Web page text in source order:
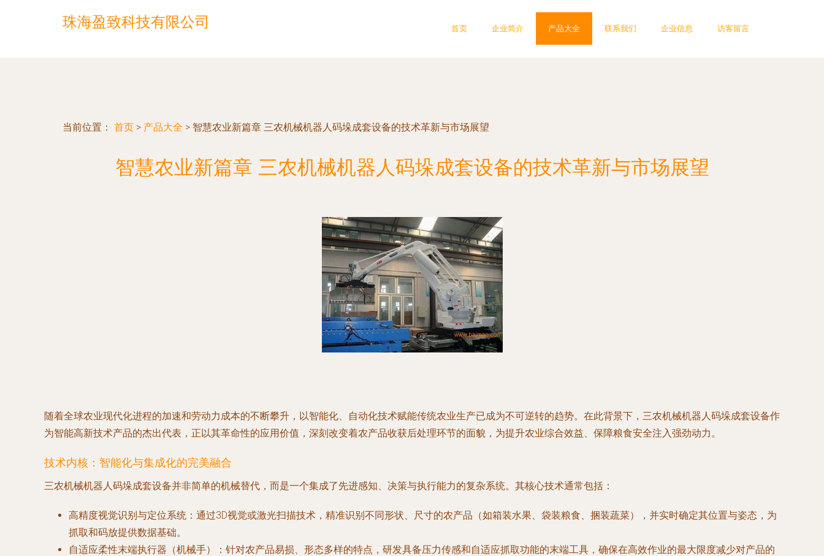
珠海盈致科技有限公司 首页 企业简介 产品大全 联系我们 企业信息 访客留言
当前位置： 首页 > 产品大全 > 智慧农业新篇章 三农机械机器人码垛成套设备的技术革新与市场展望
智慧农业新篇章 三农机械机器人码垛成套设备的技术革新与市场展望
随着全球农业现代化进程的加速和劳动力成本的不断攀升，以智能化、自动化技术赋能传统农业生产已成为不可逆转的趋势。在此背景下，三农机械机器人码垛成套设备作
为智能高新技术产品的杰出代表，正以其革命性的应用价值，深刻改变着农产品收获后处理环节的面貌，为提升农业综合效益、保障粮食安全注入强劲动力。
技术内核：智能化与集成化的完美融合
三农机械机器人码垛成套设备并非简单的机械替代，而是一个集成了先进感知、决策与执行能力的复杂系统。其核心技术通常包括：
高精度视觉识别与定位系统 ：通过3D视觉或激光扫描技术，精准识别不同形状、尺寸的农产品（如箱装水果、袋装粮食、捆装蔬菜），并实时确定其位置与姿态，为
抓取和码放提供数据基础。
自适应柔性末端执行器（机械手）
：针对农产品易损、形态多样的特点，研发具备压力传感和自适应抓取功能的末端工具，确保在高效作业的最大限度减少对产品的